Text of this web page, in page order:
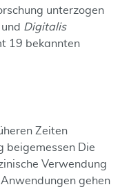
unterzogen
und Digitalis
19 bekannten
Zeiten
beigemessen Die
Verwendung
gehen